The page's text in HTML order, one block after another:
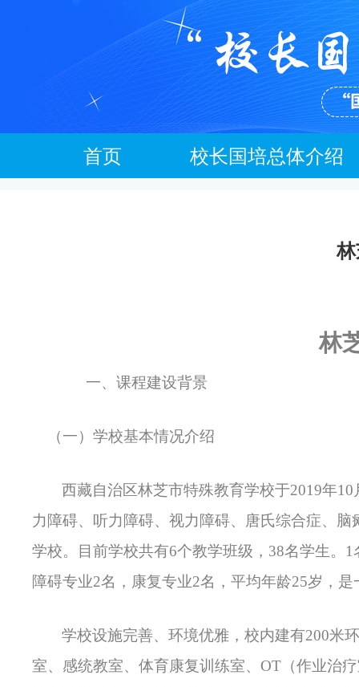
首页 校长国培总体介绍
林
一、课程建设背景
（一）学校基本情况介绍
西藏自治区林芝市特殊教育学校于2019年
力障碍、听力障碍、视力障碍、唐氏综合症、
学校。目前学校共有6个教学班级，38名学生。
障碍专业2名，康复专业2名，平均年龄25岁，
学校设施完善、环境优雅，校内建有200米
室、感统教室、体育康复训练室、OT（作业治